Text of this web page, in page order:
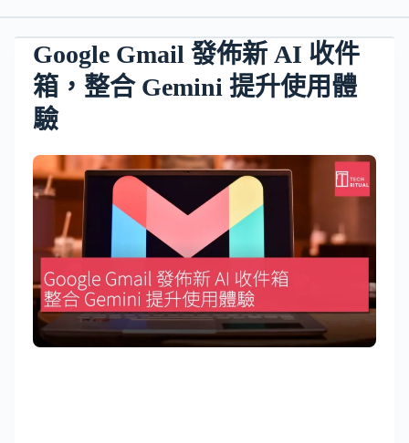
Google Gmail 發佈新 AI 收件
箱，整合 Gemini 提升使用體
驗